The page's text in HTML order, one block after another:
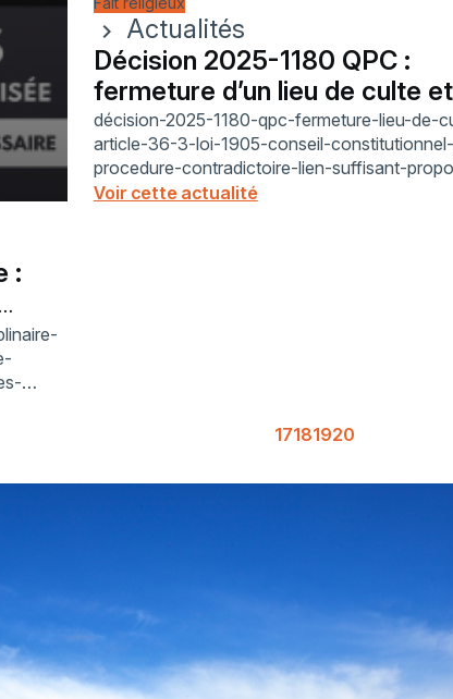
:
chevron_right
Actualités
Décision 2025-1180 QPC :
fermeture d’un lieu de culte
lien suffisant »
décision-2025-1180-qpc-fermeture-lieu-de-
article-36-3-loi-1905-conseil-
procedure-contradictoire-lien-suffisant-
hors-lieu-idees-diffusees-ordre-public-laicite-
Voir cette actualité
17181920